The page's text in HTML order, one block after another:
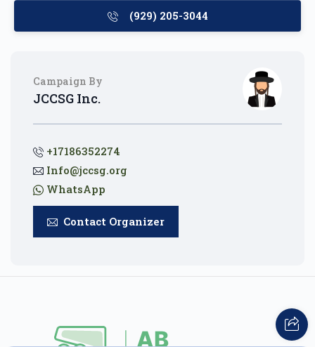
(929) 205-3044
Campaign By
JCCSG Inc.
+17186352274
Info@jccsg.org
WhatsApp
Contact Organizer